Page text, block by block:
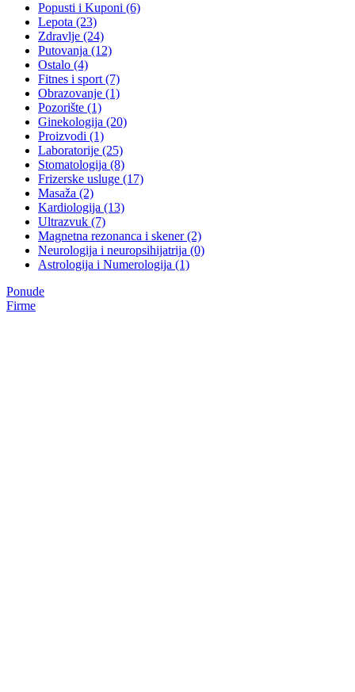
Popusti i Kuponi (6)
Lepota (23)
Zdravlje (24)
Putovanja (12)
Ostalo (4)
Fitnes i sport (7)
Obrazovanje (1)
Pozorište (1)
Ginekologija (20)
Proizvodi (1)
Laboratorije (25)
Stomatologija (8)
Frizerske usluge (17)
Masaža (2)
Kardiologija (13)
Ultrazvuk (7)
Magnetna rezonanca i skener (2)
Neurologija i neuropsihijatrija (0)
Astrologija i Numerologija (1)
Ponude
Firme